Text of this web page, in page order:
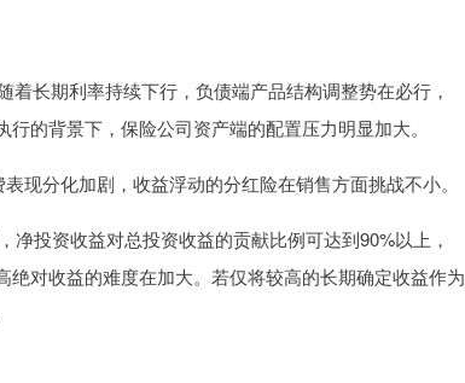
长期利率持续下行，负债端产品结构调整势在必行，
的背景下，保险公司资产端的配置压力明显加大。
分化加剧，收益浮动的分红险在销售方面挑战不小。
投资收益对总投资收益的贡献比例可达到90%以上，
对收益的难度在加大。若仅将较高的长期确定收益作为